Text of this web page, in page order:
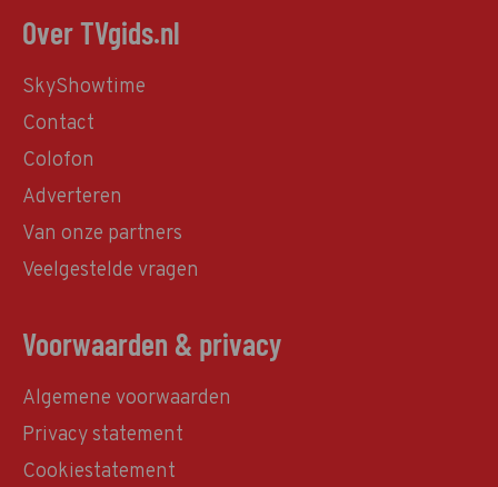
Over TVgids.nl
SkyShowtime
Contact
Colofon
Adverteren
Van onze partners
Veelgestelde vragen
Voorwaarden & privacy
Algemene voorwaarden
Privacy statement
Cookiestatement